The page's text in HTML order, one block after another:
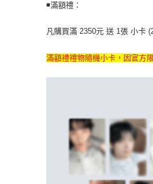
◾️滿額禮：
凡購買滿 2350元 送 1張 小卡
滿額禮禮物隨機小卡，因官方